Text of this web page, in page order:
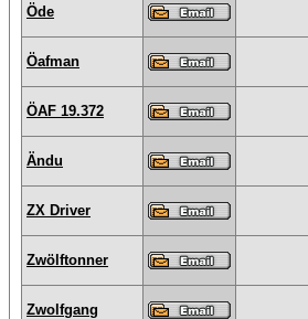
Öde
Öafman
ÖAF 19.372
Ändu
ZX Driver
Zwölftonner
Zwolfgang